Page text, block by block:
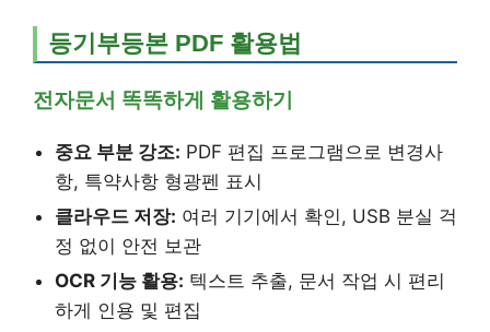
등기부등본 PDF 활용법
전자문서 똑똑하게 활용하기
중요 부분 강조: PDF 편집 프로그램으로 변경사
항, 특약사항 형광펜 표시
클라우드 저장: 여러 기기에서 확인, USB 분실 걱
정 없이 안전 보관
OCR 기능 활용: 텍스트 추출, 문서 작업 시 편리
하게 인용 및 편집